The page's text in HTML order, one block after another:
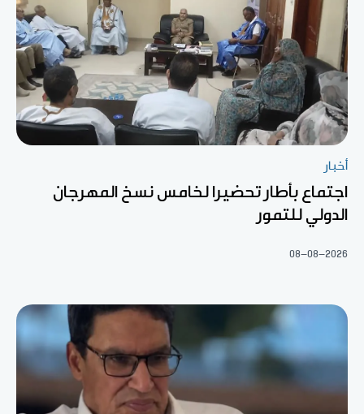
أخبار
اجتماع بأطار تحضيرا لخامس نسخ المهرجان
الدولي للتمور
08-08-2026